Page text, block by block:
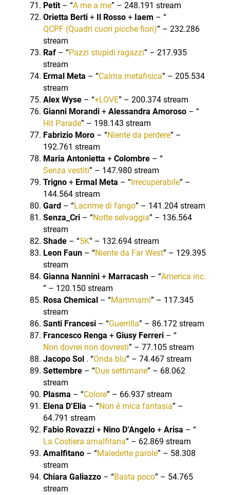
Petit– “A me a me” – 248.191 stream
Orietta Berti + Il Rosso+ Iaem – “
QCPF (Quadri cuori picche fiori)” – 232.286
stream
Raf– “Pazzi stupidi ragazzi” – 217.935
stream
Ermal Meta – “Calma metafisica” – 205.534
stream
Alex Wyse– “+LOVE” – 200.374 stream
Gianni Morandi+ Alessandra Amoroso– “
Hit Parade” – 198.143 stream
Fabrizio Moro – “Niente da perdere” –
192.761 stream
Maria Antonietta + Colombre– “
Senza vestiti” – 147.980 stream
Trigno+ Ermal Meta – “Irrecuperabile” –
144.564 stream
Gard – “Lacrime di fango” – 141.204 stream
Senza_Cri – “Notte selvaggia” – 136.564
stream
Shade– “5K” – 132.694 stream
Leon Faun– “Niente da Far West” – 129.395
stream
Gianna Nannini+ Marracash– “America inc.
” – 120.150 stream
Rosa Chemical – “Mammamì” – 117.345
stream
Santi Francesi – “Guerrilla” – 86.172 stream
Francesco Renga + Giusy Ferreri– “
Non dovrei non dovresti” – 77.105 stream
Jacopo Sol . “Onda blu” – 74.467 stream
Settembre– “Due settimane” – 68.062
stream
Plasma – “Colore” – 66.937 stream
Elena D’Elia – “Non è mica fantasia” –
64.791 stream
Fabio Rovazzi + Nino D’Angelo+ Arisa – “
La Costiera amalfitana” – 62.869 stream
Amalfitano– “Maledette parole” – 58.308
stream
Chiara Galiazzo– “Basta poco” – 54.765
stream